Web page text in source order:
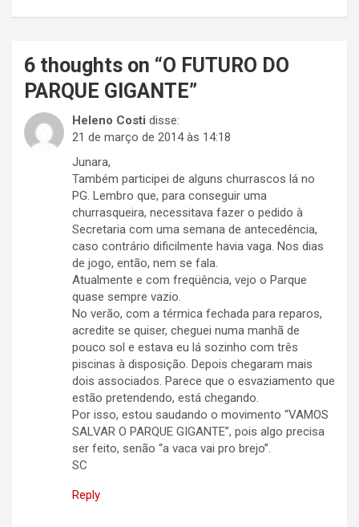
6 thoughts on “O FUTURO DO
PARQUE GIGANTE”
Heleno Costi disse:
21 de março de 2014 às 14:18
Junara,
Também participei de alguns churrascos lá no
PG. Lembro que, para conseguir uma
churrasqueira, necessitava fazer o pedido à
Secretaria com uma semana de antecedência,
caso contrário dificilmente havia vaga. Nos dias
de jogo, então, nem se fala.
Atualmente e com freqüência, vejo o Parque
quase sempre vazio.
No verão, com a térmica fechada para reparos,
acredite se quiser, cheguei numa manhã de
pouco sol e estava eu lá sozinho com três
piscinas à disposição. Depois chegaram mais
dois associados. Parece que o esvaziamento que
estão pretendendo, está chegando.
Por isso, estou saudando o movimento “VAMOS
SALVAR O PARQUE GIGANTE”, pois algo precisa
ser feito, senão “a vaca vai pro brejo”.
SC
Reply